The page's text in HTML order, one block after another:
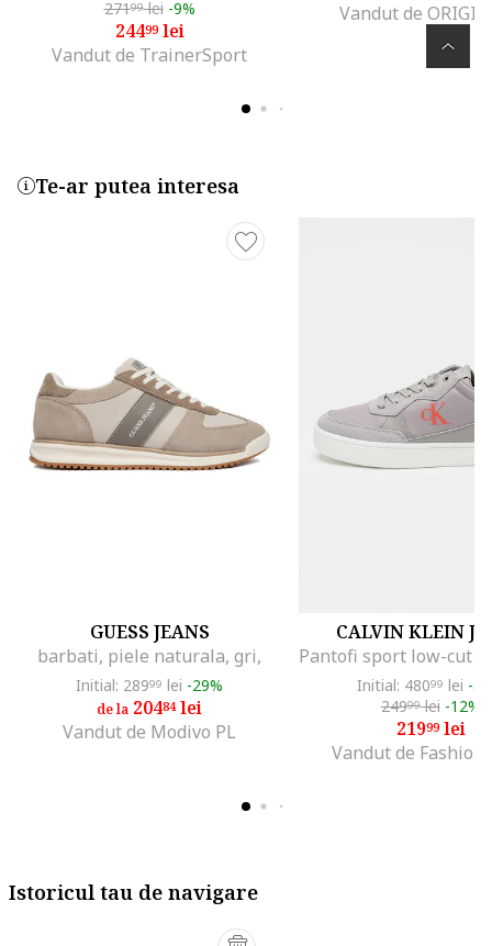
27199lei -9%
24499lei
Vandut de TrainerSport
Vandut de
Te-ar putea interesa
GUESS JEANS
barbati, piele naturala, gri,
Initial: 28999 lei -29%
de la 20484lei
Vandut de Modivo PL
CALVIN KLEIN
Initial: 48099 lei -
24999lei -12%
21999lei
Vandut de Fashion
Istoricul tau de navigare